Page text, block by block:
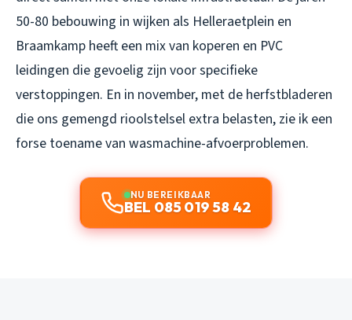
50-80 bebouwing in wijken als Helleraetplein en
Braamkamp heeft een mix van koperen en PVC
leidingen die gevoelig zijn voor specifieke
verstoppingen. En in november, met de herfstbladeren
die ons gemengd rioolstelsel extra belasten, zie ik een
forse toename van wasmachine-afvoerproblemen.
NU BEREIKBAAR
BEL 085 019 58 42